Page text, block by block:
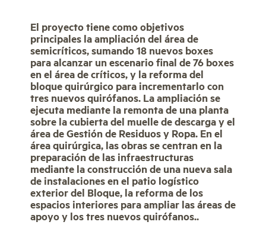
El proyecto tiene como objetivos
principales la ampliación del área de
semicríticos, sumando 18 nuevos boxes
para alcanzar un escenario final de 76 boxes
en el área de críticos, y la reforma del
bloque quirúrgico para incrementarlo con
tres nuevos quirófanos. La ampliación se
ejecuta mediante la remonta de una planta
sobre la cubierta del muelle de descarga y el
área de Gestión de Residuos y Ropa. En el
área quirúrgica, las obras se centran en la
preparación de las infraestructuras
mediante la construcción de una nueva sala
de instalaciones en el patio logístico
exterior del Bloque, la reforma de los
espacios interiores para ampliar las áreas de
apoyo y los tres nuevos quirófanos..